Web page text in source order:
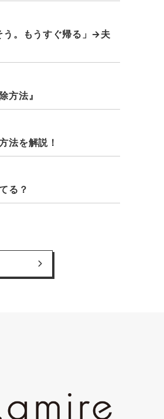
う。もうすぐ帰る」→夫
方法』
法を解説！
る？